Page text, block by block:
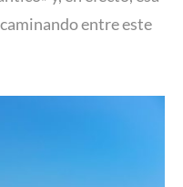
entre este